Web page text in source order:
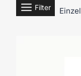
Filter